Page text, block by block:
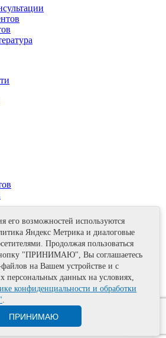
безопасности Правила
его возможностей используются
Яндекс Метрика и диалоговые
Продолжая пользоваться
"ПРИНИМАЮ", Вы соглашаетесь
на Вашем устройстве и с
персональных данных на условиях,
конфиденциальности и обработки
.
ПРИНИМАЮ